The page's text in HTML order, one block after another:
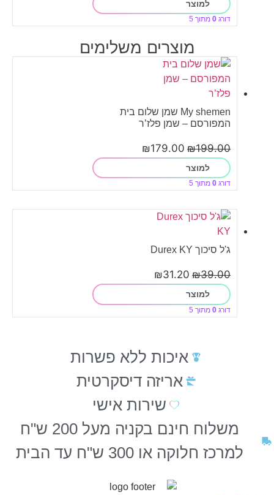
למוצר
דורג 0 מתוך 5
מוצרים משלימים
My shemen שמן שלום בית
המפורסם – שמן פלז’ר
₪199.00
₪179.00
למוצר
דורג 0 מתוך 5
ג'ל סיכוך Durex KY
₪39.00
₪31.20
למוצר
דורג 0 מתוך 5
איכות ללא פשרות
אריזה דיסקרטית
שירות אישי
משלוח חינם בקניה מעל 200 ש"ח
למרכז חלוקה או 300 ש"ח עד הבית